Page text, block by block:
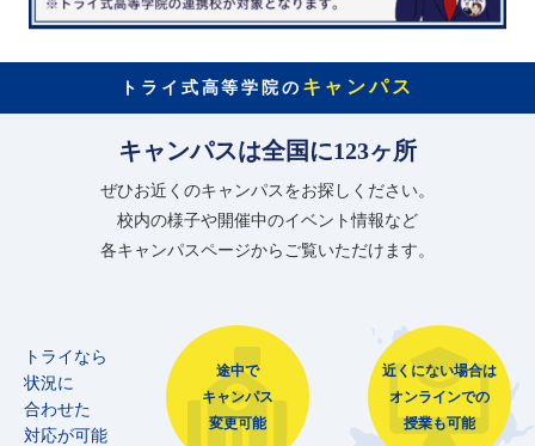
トライ式高等学院の キャンパス
キャンパスは全国に123ヶ所
ぜひお近くのキャンパスをお探しください。
校内の様子や開催中のイベント情報など
各キャンパスページからご覧いただけます。
トライなら
状況に
合わせた
対応が可能
途中で
キャンパス
変更可能
近くにない場合は
オンラインでの
授業も可能